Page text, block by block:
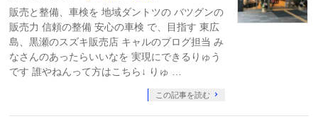
販売と整備、車検を 地域ダントツの バツグンの
販売力 信頼の整備 安心の車検 で、目指す 東広
島、黒瀬のスズキ販売店 キャルのブログ担当 み
なさんのあったらいいなを 実現にできるりゅう
です 誰やねんって方はこちら↓ りゅ …
この記事を読む